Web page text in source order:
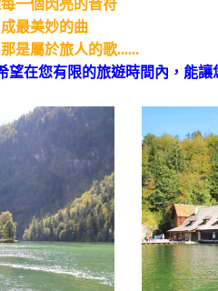
一個閃亮的音符
美妙的曲
於旅人的歌......
望在您有限的旅遊時間內，能